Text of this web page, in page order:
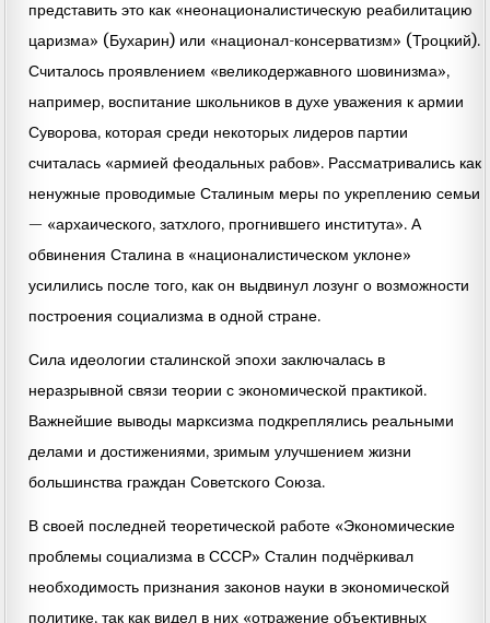
представить это как «неонационалистическую реабилитацию
царизма» (Бухарин) или «национал-консерватизм» (Троцкий).
Считалось проявлением «великодержавного шовинизма»,
например, воспитание школьников в духе уважения к армии
Суворова, которая среди некоторых лидеров партии
считалась «армией феодальных рабов». Рассматривались как
ненужные проводимые Сталиным меры по укреплению семьи
— «архаического, затхлого, прогнившего института». А
обвинения Сталина в «националистическом уклоне»
усилились после того, как он выдвинул лозунг о возможности
построения социализма в одной стране.
Сила идеологии сталинской эпохи заключалась в
неразрывной связи теории с экономической практикой.
Важнейшие выводы марксизма подкреплялись реальными
делами и достижениями, зримым улучшением жизни
большинства граждан Советского Союза.
В своей последней теоретической работе «Экономические
проблемы социализма в СССР» Сталин подчёркивал
необходимость признания законов науки в экономической
политике, так как видел в них «отражение объективных